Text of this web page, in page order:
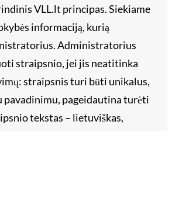
VLL.lt principas. Siekiame
informaciją, kurią
Administratorius
straipsnio, jei jis neatitinka
straipsnis turi būti unikalus,
pavadinimu, pageidautina turėti
tekstas – lietuviškas,